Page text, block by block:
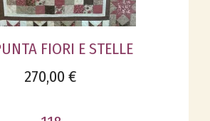
FIORI E STELLE
270,00 €